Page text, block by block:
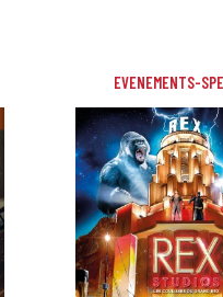
EVENEMENTS-